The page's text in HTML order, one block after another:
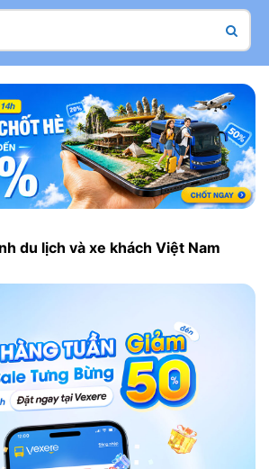
du lịch và xe khách Việt Nam